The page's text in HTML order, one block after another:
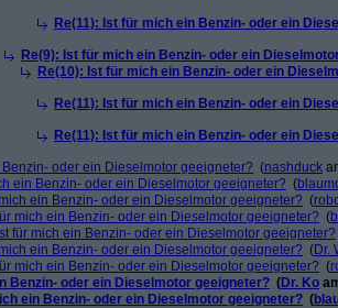
Re(11): Ist für mich ein Benzin- oder ein
Re(9): Ist für mich ein Benzin- oder ein
Re(10): Ist für mich ein Benzin- oder ein
Re(11): Ist für mich ein Benzin- oder ein
Re(11): Ist für mich ein Benzin- oder ein
Benzin- oder ein Dieselmotor geeigneter? (nashduck
ein Benzin- oder ein Dieselmotor geeigneter? (
ein Benzin- oder ein Dieselmotor geeigneter? (
mich ein Benzin- oder ein Dieselmotor geeigneter? (
für mich ein Benzin- oder ein Dieselmotor geeigneter?
ein Benzin- oder ein Dieselmotor geeigneter? (Dr.
mich ein Benzin- oder ein Dieselmotor geeigneter? (
Benzin- oder ein Dieselmotor geeigneter? (Dr. Ko
ein Benzin- oder ein Dieselmotor geeigneter? (